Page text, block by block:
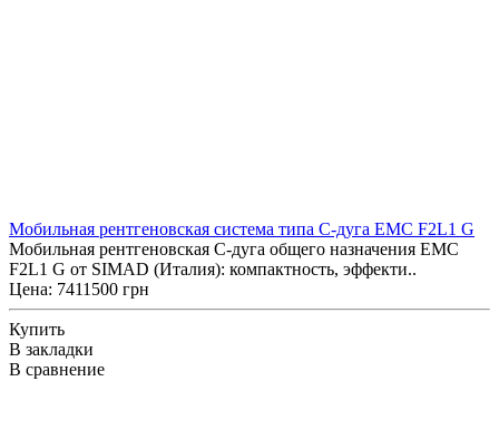
Мобильная рентгеновская система типа С-дуга EMC F2L1 G
Мобильная рентгеновская С-дуга общего назначения EMC
F2L1 G от SIMAD (Италия): компактность, эффекти..
Цена: 7411500 грн
Купить
В закладки
В сравнение